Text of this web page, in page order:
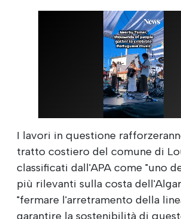
I lavori in questione
tratto costiero del comune di
classificati dall'APA come "uno
più rilevanti sulla costa
"fermare l'arretramento della
garantire la sostenibilità di